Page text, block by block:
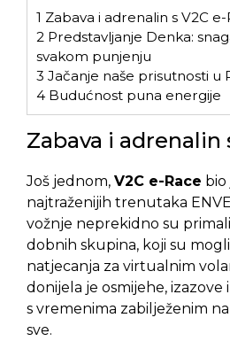
1 Zabava i adrenalin s V2C e-
2 Predstavljanje Denka:
svakom punjenju
3 Jačanje naše prisutnosti u
4 Budućnost puna energije
Zabava i adrenalin
Još jednom, V2C e-Race bio
najtraženijih trenutaka
vožnje neprekidno su
dobnih skupina, koji su
natjecanja za virtualnim
donijela je osmijehe,
s vremenima zabilježenim
sve.